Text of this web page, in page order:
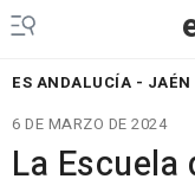
ES ANDALUCÍA - JAÉN
6 DE MARZO DE 2024
La Escuela